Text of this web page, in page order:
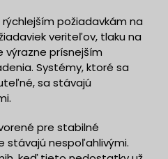
požiadavkám na
veriteľov, tlaku na
výrazne prísnejším
Systémy, ktoré sa
sa stávajú
pre stabilné
stávajú nespoľahlivými.